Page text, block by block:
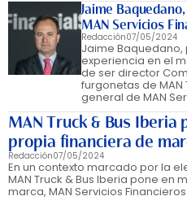
Jaime
MAN Servicios
Redacción07/05/2024
Jaime
experiencia en el
de ser director
furgonetas de MAN
general de MAN
MAN Truck & Bus Iberia
propia financiera de
Redacción07/05/2024
En un contexto marcado por la
MAN Truck & Bus Iberia pone en
marca, MAN Servicios